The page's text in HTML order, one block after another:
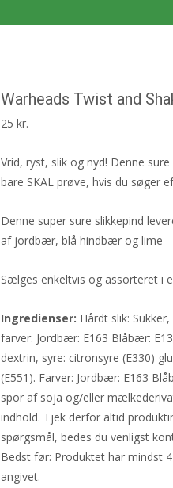
Warheads Twist and
25 kr.
Vrid, ryst, slik og nyd! Denne
bare SKAL prøve, hvis du søger
Denne super sure slikkepind
af jordbær, blå hindbær og lime –
Sælges enkeltvis og assorteret i
Ingredienser: Hårdt slik:
farver: Jordbær: E163 Blåbær:
dextrin, syre: citronsyre (E330)
(E551). Farver: Jordbær: E163
spor af soja og/eller
indhold. Tjek derfor altid
spørgsmål, bedes du venligst
Bedst før: Produktet har mindst
angivet.